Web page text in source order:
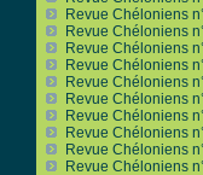
Revue Chéloniens
Revue Chéloniens
Revue Chéloniens
Revue Chéloniens
Revue Chéloniens
Revue Chéloniens
Revue Chéloniens
Revue Chéloniens
Revue Chéloniens
Revue Chéloniens